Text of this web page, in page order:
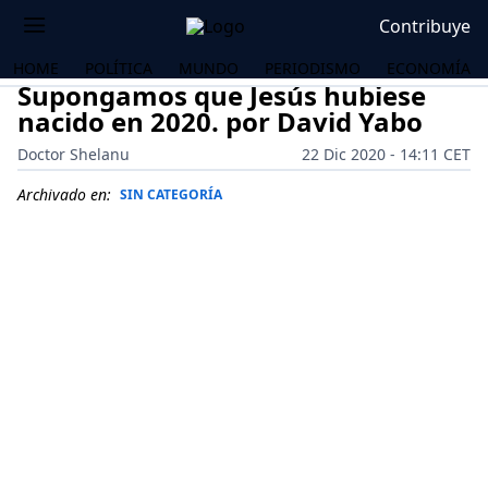
Contribuye
HOME POLÍTICA MUNDO PERIODISMO ECONOMÍA
Supongamos que Jesús hubiese
nacido en 2020. por David Yabo
Doctor Shelanu
22 Dic 2020 - 14:11 CET
Archivado en: SIN CATEGORÍA